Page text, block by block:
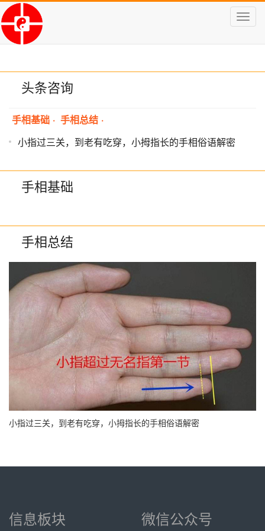
头条咨询
手相基础 · 手相总结 ·
小指过三关，到老有吃穿，小拇指长的手相俗语解密
手相基础
手相总结
小指过三关，到老有吃穿，小拇指长的手相俗语解密
信息板块 微信公众号